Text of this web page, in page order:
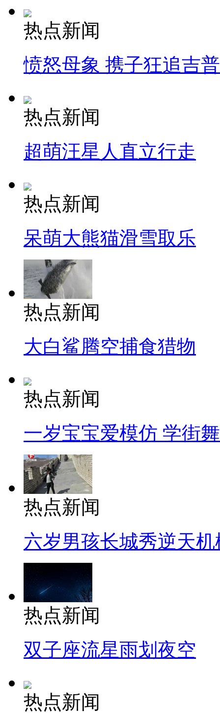
热点新闻
愤怒母象 携子狂追吉
热点新闻
超萌汪星人直立行走
热点新闻
呆萌大熊猫滑雪取乐
热点新闻
大白鲨腾空捕食猎物
热点新闻
一岁宝宝爱模仿 学街
热点新闻
六岁男孩长城秀逆天机
热点新闻
双子座流星雨划夜空
热点新闻